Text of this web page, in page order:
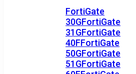
FortiGate
30GFortiGate
31GFortiGate
40FFortiGate
50GFortiGate
51GFortiGate